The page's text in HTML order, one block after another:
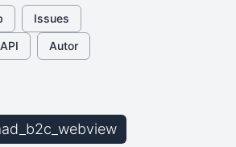
Issues
Autor